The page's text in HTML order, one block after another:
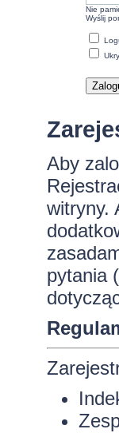
Nie
Wyślij
Aby
witryny.
pytania